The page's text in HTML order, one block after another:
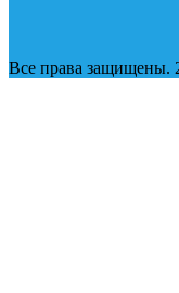
Все права защищены.